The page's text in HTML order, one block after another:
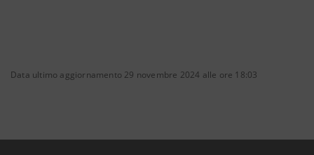
Data ultimo aggiornamento 29 novembre 2024 alle ore 18:03